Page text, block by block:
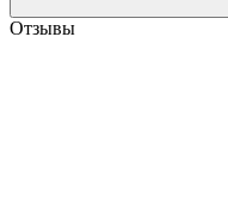
Отзывы